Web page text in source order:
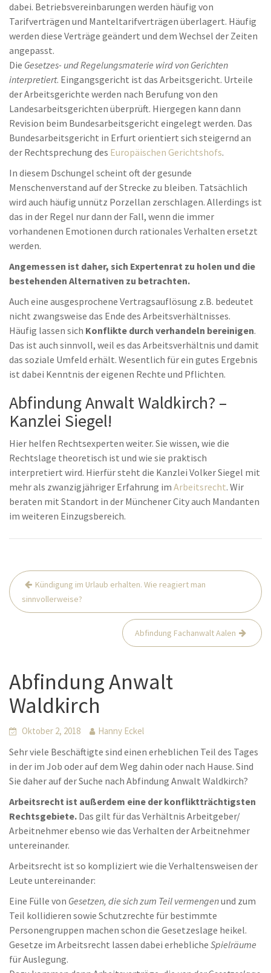
dabei. Betriebsvereinbarungen werden häufig von
Tarifverträgen und Manteltarifverträgen überlagert. Häufig
werden diese Verträge geändert und dem Wechsel der Zeiten
angepasst.
Die Gesetzes- und Regelungsmaterie wird von Gerichten
interpretiert. Eingangsgericht ist das Arbeitsgericht. Urteile
der Arbeitsgerichte werden nach Berufung von den
Landesarbeitsgerichten überprüft. Hiergegen kann dann
Revision beim Bundesarbeitsgericht eingelegt werden. Das
Bundesarbeitsgericht in Erfurt orientiert sich steigernd an
der Rechtsprechung des Europäischen Gerichtshofs.
In diesem Dschungel scheint oft der gesunde
Menschenverstand auf der Strecke zu bleiben. Tatsächlich
wird auch häufig unnütz Porzellan zerschlagen. Allerdings ist
das in der Regel nur dann der Fall, wenn die immer
vorhandenen Emotionen durch rationales Verhalten ersetzt
werden.
Angemessen ist daher, sich Expertenrat zu holen und die
bestehenden Alternativen zu betrachten.
Auch eine ausgesprochene Vertragsauflösung z.B. bedeutet
nicht zwangsweise das Ende des Arbeitsverhältnisses.
Häufig lassen sich Konflikte durch verhandeln bereinigen.
Das ist auch sinnvoll, weil es das Arbeitsverhältnis und damit
das soziale Umfeld erhält. Wesentlich für ein gutes Ergebnis
ist dabei Kenntnis der eigenen Rechte und Pflichten.
Abfindung Anwalt Waldkirch? –
Kanzlei Siegel!
Hier helfen Rechtsexperten weiter. Sie wissen, wie die
Rechtslage theoretisch ist und wie sie praktisch
interpretiert wird. Hierfür steht die Kanzlei Volker Siegel mit
mehr als zwanzigjähriger Erfahrung im Arbeitsrecht. Wir
beraten mit Standort in der Münchener City auch Mandanten
im weiteren Einzugsbereich.
Beitrags-
Navigation
Kündigung im Urlaub erhalten. Wie reagiert man
sinnvollerweise?
Abfindung Fachanwalt Aalen
Abfindung Anwalt
Waldkirch
Oktober 2, 2018 Hanny Eckel
Sehr viele Beschäftigte sind einen erheblichen Teil des Tages
in der im Job oder auf dem Weg dahin oder nach Hause. Sind
Sie daher auf der Suche nach Abfindung Anwalt Waldkirch?
Arbeitsrecht ist außerdem eine der konfliktträchtigsten
Rechtsgebiete. Das gilt für das Verhältnis Arbeitgeber/
Arbeitnehmer ebenso wie das Verhalten der Arbeitnehmer
untereinander.
Arbeitsrecht ist so kompliziert wie die Verhaltensweisen der
Leute untereinander:
Eine Fülle von Gesetzen, die sich zum Teil vermengenund zum
Teil kollidieren sowie Schutzrechte für bestimmte
Personengruppen machen schon die Gesetzeslage heikel.
Gesetze im Arbeitsrecht lassen dabei erhebliche Spielräume
für Auslegung.